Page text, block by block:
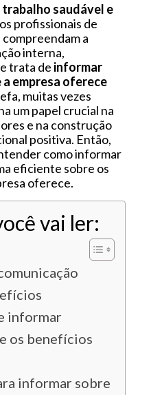
trabalho saudável e
profissionais de
a
interna,
trata de informar
empresa oferece
muitas vezes
um papel crucial na
e na construção
positiva. Então,
como informar
eficiente sobre os
oferece.
vai ler:
informar
os benefícios
informar sobre